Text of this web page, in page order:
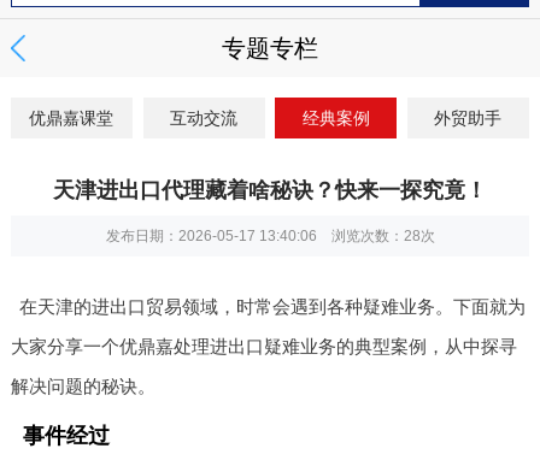
专题专栏
优鼎嘉课堂 互动交流 经典案例 外贸助手
天津进出口代理藏着啥秘诀？快来一探究竟！
发布日期：2026-05-17 13:40:06 浏览次数： 28次
在天津的进出口贸易领域，时常会遇到各种疑难业务。下面就为
大家分享一个优鼎嘉处理进出口疑难业务的典型案例，从中探寻
解决问题的秘诀。
事件经过